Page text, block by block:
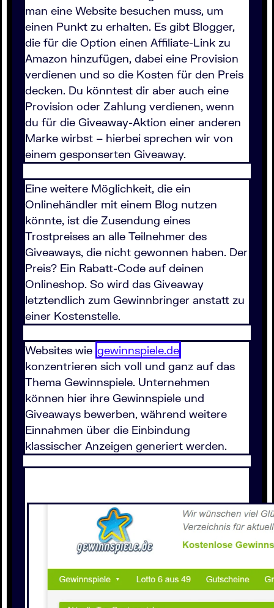
man eine Website besuchen muss, um
einen Punkt zu erhalten. Es gibt Blogger,
die für die Option einen Affiliate-Link zu
Amazon hinzufügen, dabei eine Provision
verdienen und so die Kosten für den Preis
decken. Du könntest dir aber auch eine
Provision oder Zahlung verdienen, wenn
du für die Giveaway-Aktion einer anderen
Marke wirbst – hierbei sprechen wir von
einem gesponserten Giveaway.
Eine weitere Möglichkeit, die ein
Onlinehändler mit einem Blog nutzen
könnte, ist die Zusendung eines
Trostpreises an alle Teilnehmer des
Giveaways, die nicht gewonnen haben. Der
Preis? Ein Rabatt-Code auf deinen
Onlineshop. So wird das Giveaway
letztendlich zum Gewinnbringer anstatt zu
einer Kostenstelle.
Websites wie gewinnspiele.de
konzentrieren sich voll und ganz auf das
Thema Gewinnspiele. Unternehmen
können hier ihre Gewinnspiele und
Giveaways bewerben, während weitere
Einnahmen über die Einbindung
klassischer Anzeigen generiert werden.